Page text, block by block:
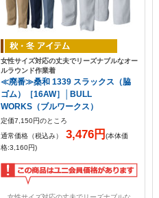
女性サイズ対応の丈夫でリーズナブルなオー
ルラウンド作業着
≪廃番≫桑和 1339 スラックス（脇
ゴム）［16AW］│BULL
WORKS（ブルワークス）
定価7,150円のところ
通常価格（税込み）
3,476円(本体価
格:3,160円)